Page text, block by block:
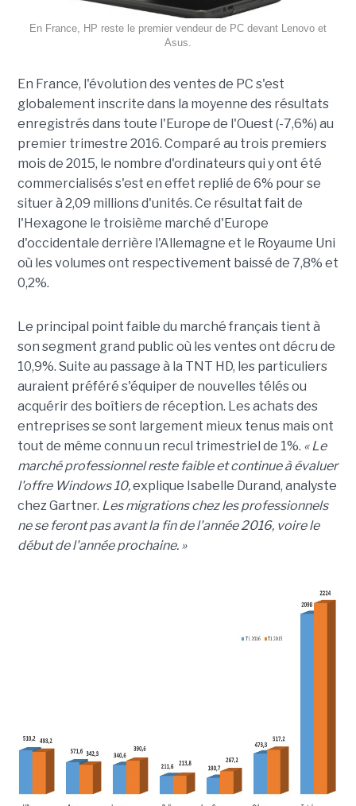
En France, HP reste le premier vendeur de PC devant Lenovo et
Asus.
En France, l'évolution des ventes de PC s'est
globalement inscrite dans la moyenne des résultats
enregistrés dans toute l'Europe de l'Ouest (-7,6%) au
premier trimestre 2016. Comparé au trois premiers
mois de 2015, le nombre d'ordinateurs qui y ont été
commercialisés s'est en effet replié de 6% pour se
situer à 2,09 millions d'unités. Ce résultat fait de
l'Hexagone le troisième marché d'Europe
d'occidentale derrière l'Allemagne et le Royaume Uni
où les volumes ont respectivement baissé de 7,8% et
0,2%.
Le principal point faible du marché français tient à
son segment grand public où les ventes ont décru de
10,9%. Suite au passage à la TNT HD, les particuliers
auraient préféré s'équiper de nouvelles télés ou
acquérir des boîtiers de réception. Les achats des
entreprises se sont largement mieux tenus mais ont
tout de même connu un recul trimestriel de 1%. « Le
marché professionnel reste faible et continue à évaluer
l'offre Windows 10,explique Isabelle Durand, analyste
chez Gartner. Les migrations chez les professionnels
ne se feront pas avant la fin de l'année 2016, voire le
début de l'année prochaine. »